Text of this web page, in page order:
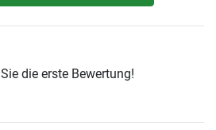
die erste Bewertung!